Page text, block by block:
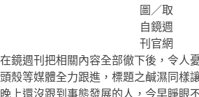
圖／取
自鏡週
刊官網
在鏡週刊把相關內容全部徹下後，令人
頭殼等媒體全力跟進，標題之鹹濕同樣
晚上還沒跟到事態發展的人，今早睜眼